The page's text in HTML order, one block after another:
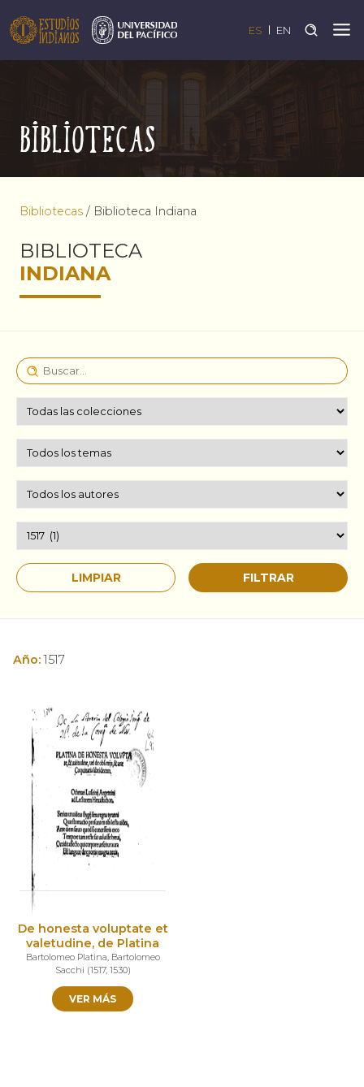
ES EN
Bibliotecas
Bibliotecas / Biblioteca Indiana
BIBLIOTECA
INDIANA
Año:1517
De honesta voluptate et
valetudine, de Platina
Bartolomeo Platina, Bartolomeo
Sacchi (1517, 1530)
VER MÁS